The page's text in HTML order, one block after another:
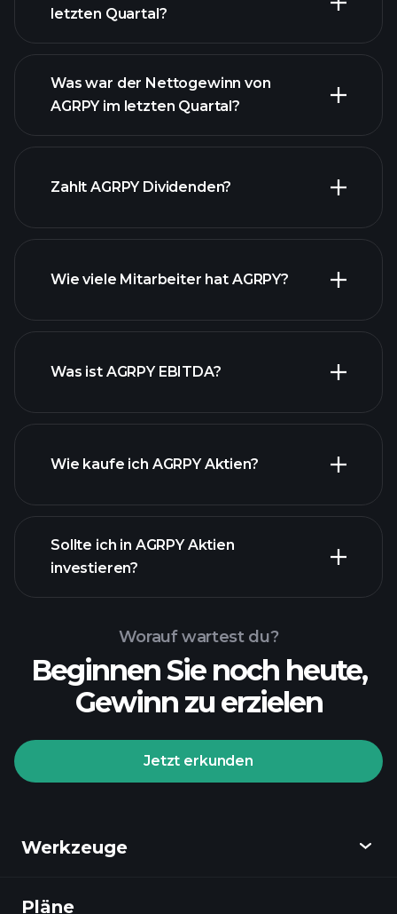
AGRPY Gewinnen
letzten Quartal?
Berichte AGRPY
Was war der Nettogewinn von
AGRPY im letzten Quartal?
finanzielle Berichte AGRPY
Zahlt AGRPY Dividenden?
Wie viele Mitarbeiter hat AGRPY?
Was ist AGRPY EBITDA?
Wie kaufe ich AGRPY Aktien?
Sollte ich in AGRPY Aktien
investieren?
Worauf wartest du?
Beginnen Sie noch heute,
Gewinn zu erzielen
Jetzt erkunden
Werkzeuge
Entdecken
Pläne